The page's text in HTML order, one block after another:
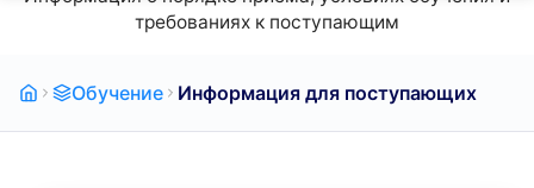
требованиях к поступающим
Обучение Информация для поступающих